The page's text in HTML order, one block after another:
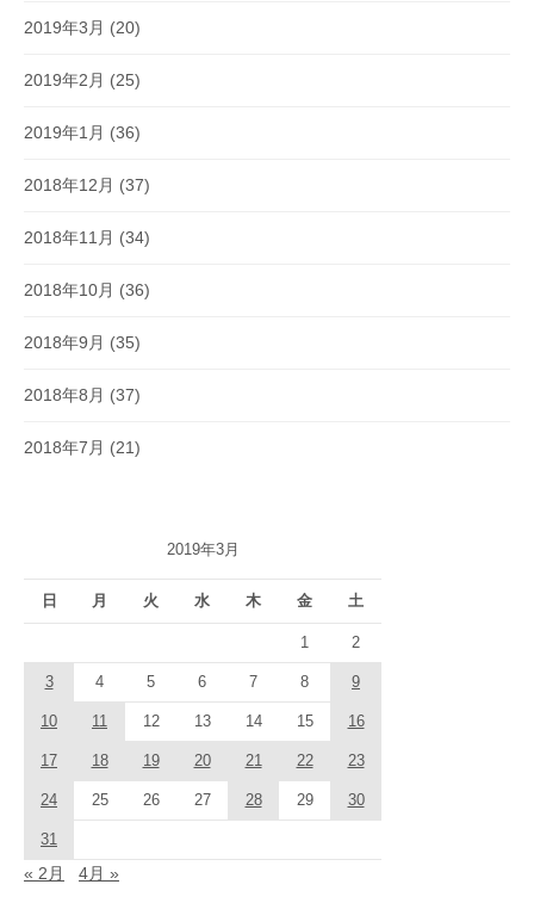
2019年3月 (20)
2019年2月 (25)
2019年1月 (36)
2018年12月 (37)
2018年11月 (34)
2018年10月 (36)
2018年9月 (35)
2018年8月 (37)
2018年7月 (21)
2019年3月
日 月 火 水 木 金 土
1 2
3 4 5 6 7 8 9
10 11 12 13 14 15 16
17 18 19 20 21 22 23
24 25 26 27 28 29 30
31
« 2月 4月 »